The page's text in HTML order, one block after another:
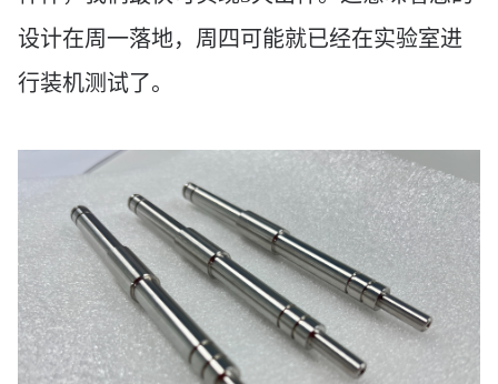
设计在周一落地，周四可能就已经在实验室进
行装机测试了。